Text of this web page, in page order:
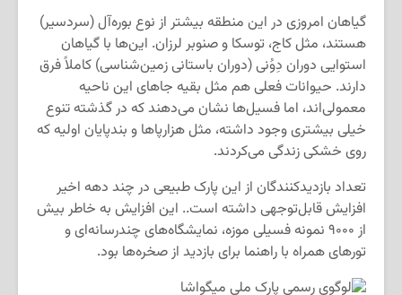
گیاهان امروزی در این منطقه بیشتر از نوع بوره‌آل (سردسیر)
هستند، مثل کاج، توسکا و صنوبر لرزان. این‌ها با گیاهان
استوایی دوران دِوُنی (دوران باستانی زمین‌شناسی) کاملاً فرق
دارند. حیوانات فعلی هم مثل بقیه جاهای این ناحیه
معمولی‌اند، اما فسیل‌ها نشان می‌دهند که در گذشته تنوع
خیلی بیشتری وجود داشته، مثل هزارپاها و بندپایان اولیه که
روی خشکی زندگی می‌کردند.
تعداد بازدیدکنندگان از این پارک طبیعی در چند دهه اخیر
افزایش قابل‌توجهی داشته است.. این افزایش به خاطر بیش
از ۹۰۰۰ نمونه فسیلی موزه، نمایشگاه‌های چندرسانه‌ای و
تورهای همراه با راهنما برای بازدید از صخره‌ها بود.